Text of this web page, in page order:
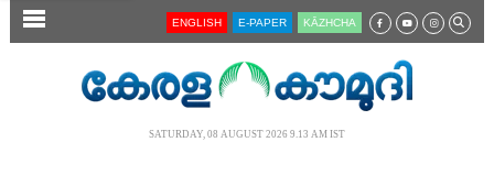
SECTIONS ENGLISH E-PAPER KĀZHCHA
SATURDAY, 08 AUGUST 2026 9.13 AM IST